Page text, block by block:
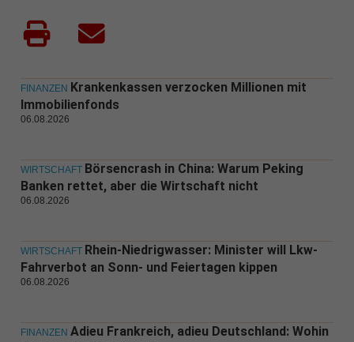
FINANZEN Krankenkassen verzocken Millionen mit
Immobilienfonds
06.08.2026
WIRTSCHAFT Börsencrash in China: Warum Peking
Banken rettet, aber die Wirtschaft nicht
06.08.2026
WIRTSCHAFT Rhein-Niedrigwasser: Minister will Lkw-
Fahrverbot an Sonn- und Feiertagen kippen
06.08.2026
FINANZEN Adieu Frankreich, adieu Deutschland: Wohin